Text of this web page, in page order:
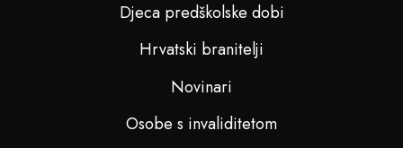
Djeca predškolske dobi
Hrvatski branitelji
Novinari
Osobe s invaliditetom